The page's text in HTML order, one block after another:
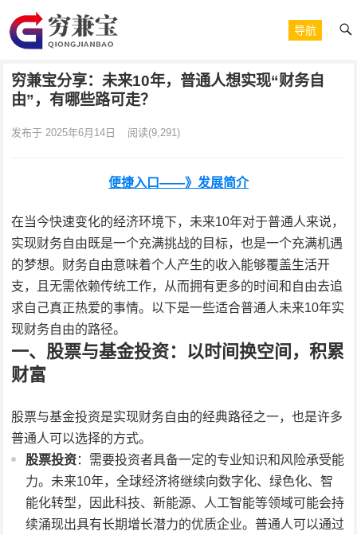
导航
穷兼宝分享：未来10年，普通人想实现“财务自
由”，有哪些路可走？
发布于 2025年6月14日 阅读(9,291)
便捷入口——》发展简介
在当今快速变化的经济环境下，未来10年对于普通人来说，
实现财务自由既是一个充满挑战的目标，也是一个充满机遇
的梦想。财务自由意味着个人产生的收入能够覆盖生活开
支，且无需依赖传统工作，从而拥有更多的时间和自由去追
求自己真正热爱的事情。以下是一些适合普通人未来10年实
现财务自由的路径。
一、股票与基金投资：以时间换空间，积累
财富
股票与基金投资是实现财务自由的经典路径之一，也是许多
普通人可以选择的方式。
股票投资：需要投资者具备一定的专业知识和风险承受能
力。未来10年，全球经济将继续向数字化、绿色化、智
能化转型，因此科技、新能源、人工智能等领域可能会持
续涌现出具有长期增长潜力的优质企业。普通人可以通过